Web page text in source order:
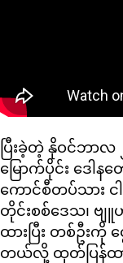
ပြီးခဲ့တဲ့ နိုဝင်ဘာ
မြောက်ပိုင်း ဒေါ
ကောင်စီတပ်သား င
တိုင်းစစ်ဒေသ၊ ဗျူ
ထားပြီး တစ်ဦးကို
တယ်လို့ ထုတ်ပြန်ထ